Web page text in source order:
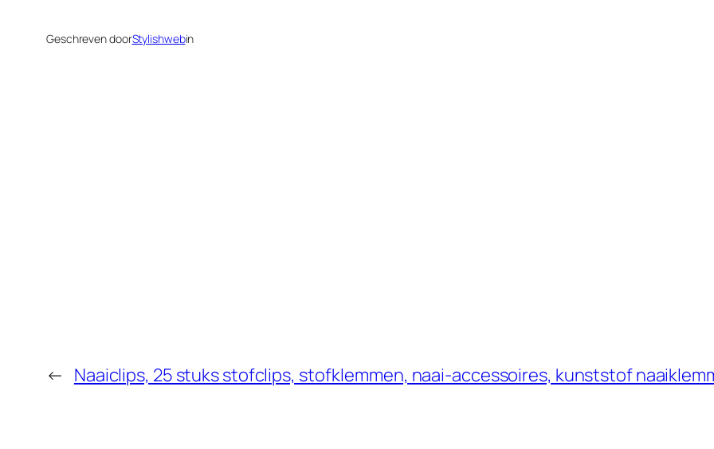
Geschreven doorStylishwebin
← Naaiclips, 25 stuks stofclips, stofklemmen, naai-accessoires, kunststof